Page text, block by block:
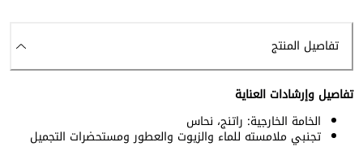
تفاصيل المنتج
تفاصيل وإرشادات العناية
الخامة الخارجية: راتنج، نحاس
تجنبي ملامسته للماء والزيوت والعطور ومستحضرات التجميل